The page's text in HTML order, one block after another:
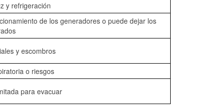
y refrigeración
de los generadores o puede dejar los
y escombros
o riesgos
para evacuar